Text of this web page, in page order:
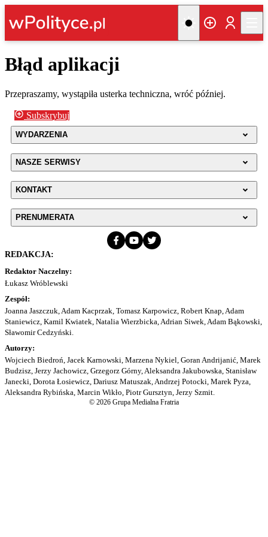
Błąd aplikacji
Przepraszamy, wystąpiła usterka techniczna, wróć później.
Subskrybuj
WYDARZENIA
NASZE SERWISY
KONTAKT
PRENUMERATA
REDAKCJA:
Redaktor Naczelny:
Łukasz Wróblewski
Zespół:
Joanna Jaszczuk, Adam Kacprzak, Tomasz Karpowicz, Robert Knap, Adam
Staniewicz, Kamil Kwiatek, Natalia Wierzbicka, Adrian Siwek, Adam Bąkowski,
Sławomir Cedzyński.
Autorzy:
Wojciech Biedroń, Jacek Karnowski, Marzena Nykiel, Goran Andrijanić, Marek
Budzisz, Jerzy Jachowicz, Grzegorz Górny, Aleksandra Jakubowska, Stanisław
Janecki, Dorota Łosiewicz, Dariusz Matuszak, Andrzej Potocki, Marek Pyza,
Aleksandra Rybińska, Marcin Wikło, Piotr Gursztyn, Jerzy Szmit.
© 2026 Grupa Medialna Fratria